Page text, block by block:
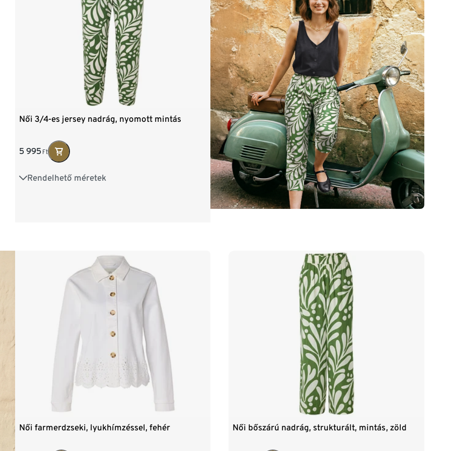
Női 3/4-es jersey nadrág, nyomott mintás
5 995 Ft
Rendelhető méretek
S 36/38 M 40/42 L 44/46
Női farmerdzseki, lyukhímzéssel, fehér Női bőszárú nadrág, strukturált, mintás, zöld